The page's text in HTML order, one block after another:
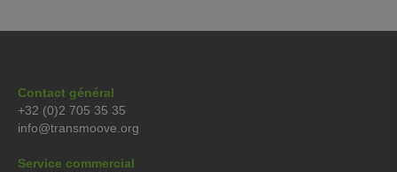
Contact général
+32 (0)2 705 35 35
info@transmoove.org
Service commercial